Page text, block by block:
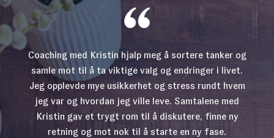
Coaching med Kristin hjalp meg å sortere tanker og
samle mot til å ta viktige valg og endringer i livet.
Jeg opplevde mye usikkerhet og stress rundt hvem
jeg var og hvordan jeg ville leve. Samtalene med
Kristin gav et trygt rom til å diskutere, finne ny
retning og mot nok til å starte en ny fase.